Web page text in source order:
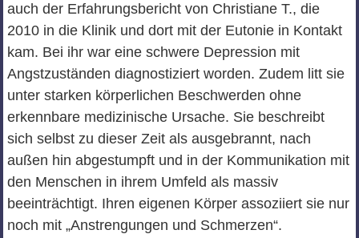
auch der Erfahrungsbericht von Christiane T., die
2010 in die Klinik und dort mit der Eutonie in Kontakt
kam. Bei ihr war eine schwere Depression mit
Angstzuständen diagnostiziert worden. Zudem litt sie
unter starken körperlichen Beschwerden ohne
erkennbare medizinische Ursache. Sie beschreibt
sich selbst zu dieser Zeit als ausgebrannt, nach
außen hin abgestumpft und in der Kommunikation mit
den Menschen in ihrem Umfeld als massiv
beeinträchtigt. Ihren eigenen Körper assoziiert sie nur
noch mit „Anstrengungen und Schmerzen“.